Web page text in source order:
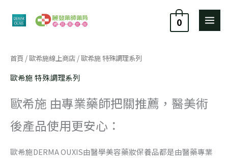
0
首頁 /歐希施線上商店 / 歐希施 特殊調理系列
歐希施 特殊調理系列
歐希施 由專業藥師把關推薦，醫美術
後產品使用更安心：
歐希施DERMA OUXIS由醫學美容藥妝保養品都是由醫藥專業
依
價
排
序：
至
低